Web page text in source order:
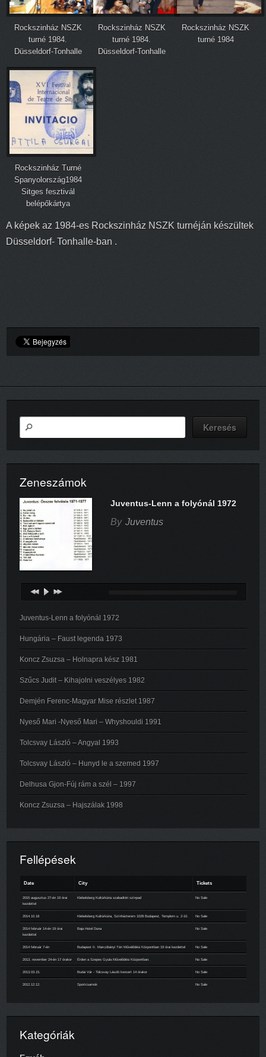
Rockszinház NSZK
turné 1984.
Düsseldorf-Tonhalle
Rockszinház NSZK
turné 1984.
Düsseldorf-Tonhalle
Rockszinház NSZK
turné 1984
Rockszinház Turné
Spanyolország1984
Sitges fesztivál
belépőkártya
A képek az 1984-es Rockszinház NSZK turnéján készültek
Düsseldorf- Tonhalle-ban .
Zeneszámok
Juventus-Lenn a folyónál 1972
By Juventus
Juventus-Lenn a folyónál 1972
Hungária – Faust legenda 1973
Koncz Zsuzsa – Holnapra kész 1981
Szűcs Judit – Kihajolni veszélyes 1982
Demjén Ferenc-Magyar Mise részlet 1987
Nyeső Mari -Nyeső Mari – Whyshouldi 1991
Tolcsvay László – Angyal 1993
Tolcsvay László – Hunyd le a szemed 1997
Delhusa Gjon-Fúj rám a szél – 1997
Koncz Zsuzsa – Hajszálak 1998
Fellépések
Date City Tickets
2015 augusztus 27-én 19 órai
kezdettel
Klebelsberg Kultúrkúria szabadtéri színpad No Sale
2014.10.18 Klebelsberg Kultúrkúria, Színházterem 1028 Budapest, Templom u. 2-10. No Sale
2014 február 14-én 19 órai
kezdettel
Baja Hotel Duna No Sale
2014 február 7-én Budapest II. Marczibányi Téri Művelődési Központban 19 órai kezdettel No Sale
2013. november 24-én 17 órakor Érden a Szepes Gyula Művelődési Központban. No Sale
2013.03.15. Budai Vár - Tolcsvay László koncert 14 órakor No Sale
2012.12.12. Sportcsarnok No Sale
Kategóriák